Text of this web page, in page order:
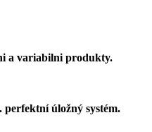
a variabilni produkty.
úložný systém.